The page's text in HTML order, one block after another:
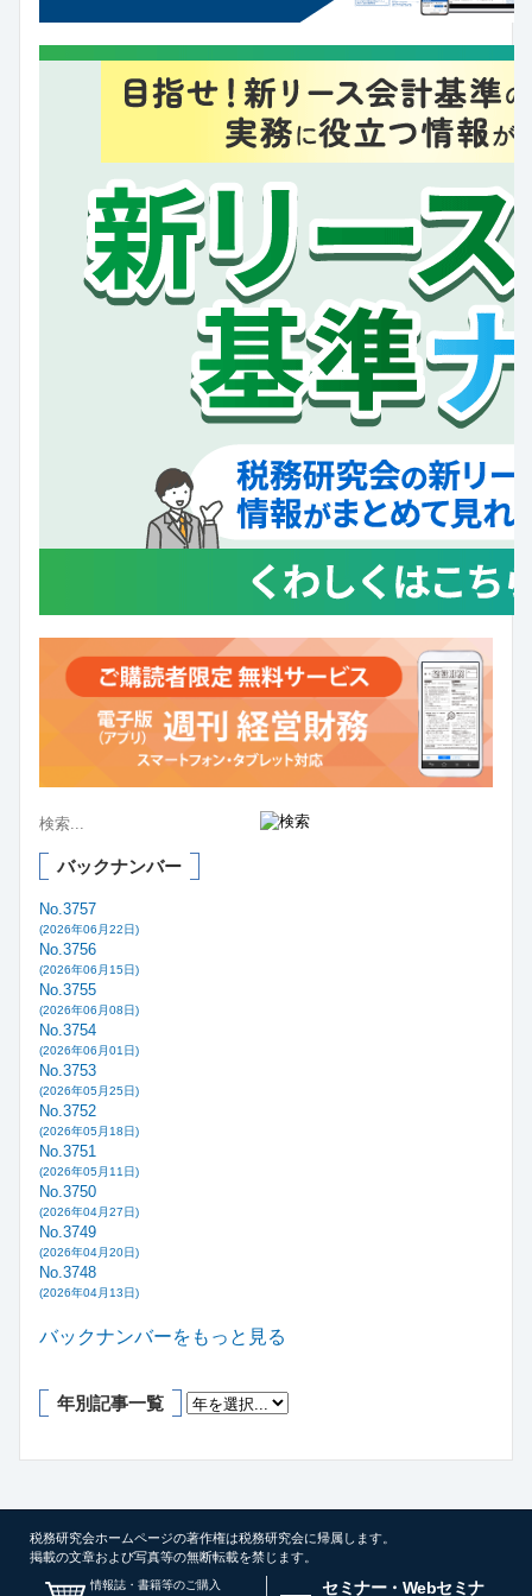
バックナンバー
No.3757
(2026年06月22日)
No.3756
(2026年06月15日)
No.3755
(2026年06月08日)
No.3754
(2026年06月01日)
No.3753
(2026年05月25日)
No.3752
(2026年05月18日)
No.3751
(2026年05月11日)
No.3750
(2026年04月27日)
No.3749
(2026年04月20日)
No.3748
(2026年04月13日)
バックナンバーをもっと見る
年別記事一覧
税務研究会ホームページの著作権は税務研究会に帰属します。
掲載の文章および写真等の無断転載を禁じます。
情報誌・書籍等のご購入 セミナー・Webセミナ